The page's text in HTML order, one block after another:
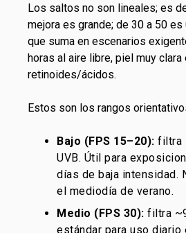
Los saltos no son lineales; es
mejora es grande; de 30 a 50
que suma en escenarios
horas al aire libre, piel muy clara
retinoides/ácidos.
Estos son los rangos
Bajo (FPS 15–20): filtra
UVB. Útil para
días de baja intensidad.
el mediodía de verano.
Medio (FPS 30): filtra
estándar para uso diario